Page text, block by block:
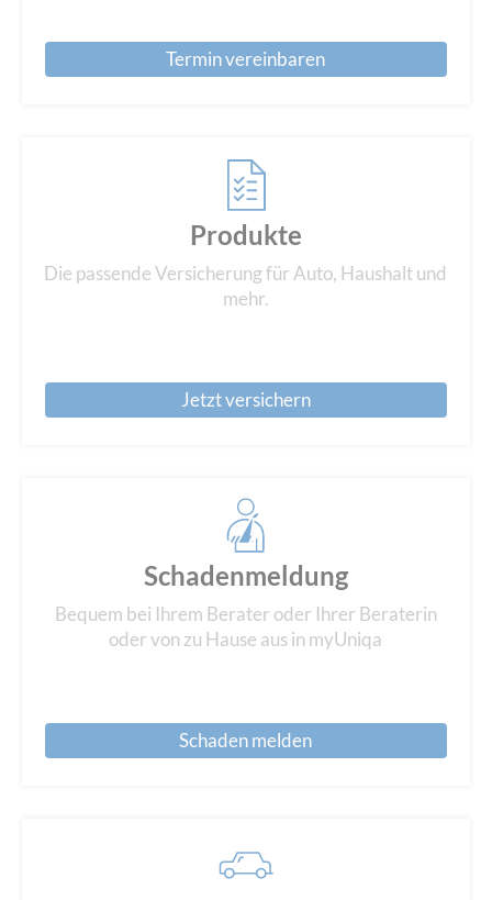
Termin vereinbaren
Produkte
Die passende Versicherung für Auto, Haushalt und
mehr.
Jetzt versichern
Schadenmeldung
Bequem bei Ihrem Berater oder Ihrer Beraterin
oder von zu Hause aus in myUniqa
Schaden melden